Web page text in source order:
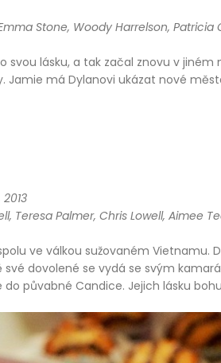
Stone, Woody Harrelson, Patricia
svou lásku, a tak začal znovu v
Jamie má Dylanovi ukázat nové
Teresa Palmer, Chris Lowell, Aimee
ve válkou sužovaném
dovolené se vydá se svým
půvabné Candice. Jejich lásku